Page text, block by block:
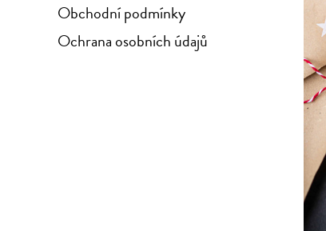
Obchodní podmínky
Ochrana osobních údajů